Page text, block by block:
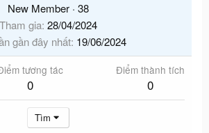
New Member · 38
Tham gia 28/04/2024
gần đây nhất 19/06/2024
tương tác
0
Điểm thành tích
0
Tìm